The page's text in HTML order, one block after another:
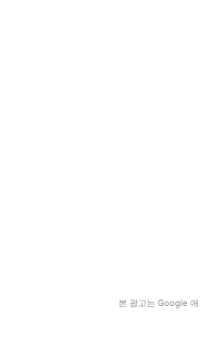
본 광고는 Google